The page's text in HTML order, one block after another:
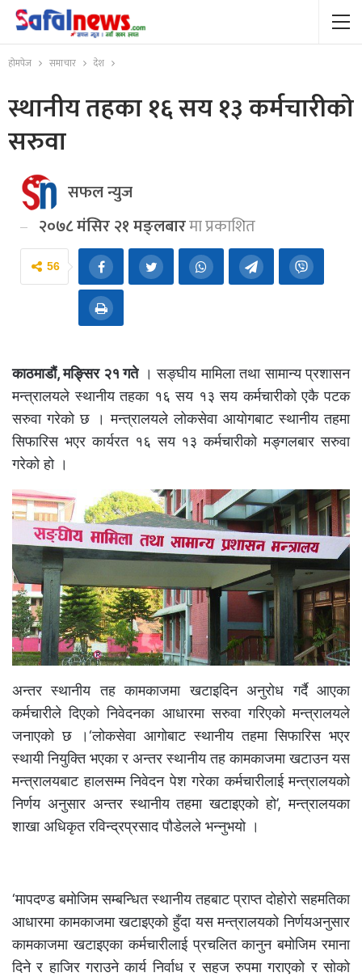
होमपेज समाचार देश
स्थानीय तहका १६ सय १३ कर्मचारीको
सरुवा
सफल न्युज
२०७८ मंसिर २१ मङ्लबारमा प्रकाशित
56
काठमाडौं, मङ्सिर २१ गते। सङ्घीय मामिला तथा सामान्य प्रशासन
मन्त्रालयले स्थानीय तहका १६ सय १३ सय कर्मचारीको एकै पटक
सरुवा गरेको छ । मन्त्रालयले लोकसेवा आयाेगबाट स्थानीय तहमा
सिफारिस भएर कार्यरत १६ सय १३ कर्मचारीको मङ्गलबार सरुवा
गरेको हो ।
अन्तर स्थानीय तह कामकाजमा खटाइदिन अनुरोध गर्दै आएका
कर्मचारीले दिएको निवेदनका आधारमा सरुवा गरिएको मन्त्रालयले
जनाएको छ ।‘लोकसेवा आगोबाट स्थानीय तहमा सिफारिस भएर
स्थायी नियुक्ति भएका र अन्तर स्थानीय तह कामकाजमा खटाउन यस
मन्त्रालयबाट हालसम्म निवेदन पेश गरेका कर्मचारीलाई मन्त्रालयको
निर्णय अनुसार अन्तर स्थानीय तहमा खटाइएको हो’, मन्त्रालयका
शाखा अधिकृत रविन्द्रप्रसाद पौडेलले भन्नुभयो ।
‘मापदण्ड बमोजिम सम्बन्धित स्थानीय तहबाट प्राप्त दोहोरो सहमतिका
आधारमा कामकाजमा खटाइएको हुँदा यस मन्त्रालयको निर्णयअनुसार
कामकाजमा खटाइएका कर्मचारीलाई प्रचलित कानुन बमोजिम रमाना
दिने र हाजिर गराउने कार्य निर्वाध र सहज रुपमा गराएको र सोको